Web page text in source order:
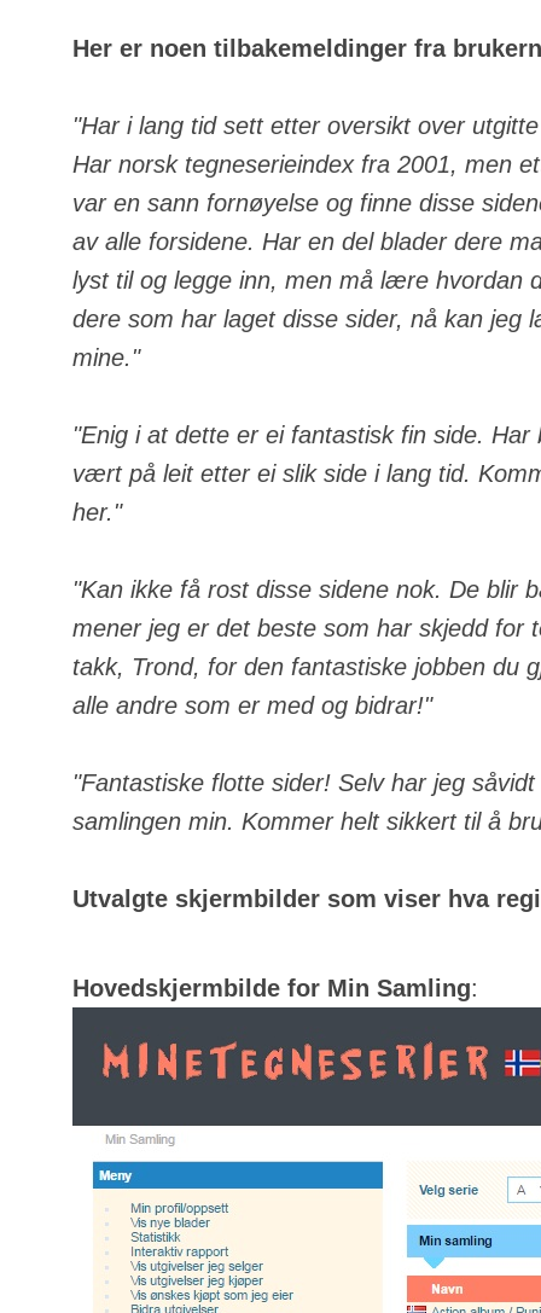
Her er noen tilbakemeldinger fra
"Har i lang tid sett etter oversikt over
Har norsk tegneserieindex fra 2001, men
var en sann fornøyelse og finne disse
av alle forsidene. Har en del blader dere
lyst til og legge inn, men må lære hvordan
dere som har laget disse sider, nå kan jeg
mine."
"Enig i at dette er ei fantastisk fin side.
vært på leit etter ei slik side i lang tid.
her."
"Kan ikke få rost disse sidene nok. De blir
mener jeg er det beste som har skjedd for
takk, Trond, for den fantastiske jobben du
alle andre som er med og bidrar!"
"Fantastiske flotte sider! Selv har jeg
samlingen min. Kommer helt sikkert til å
Utvalgte skjermbilder som viser hva
Hovedskjermbilde for Min Samling: